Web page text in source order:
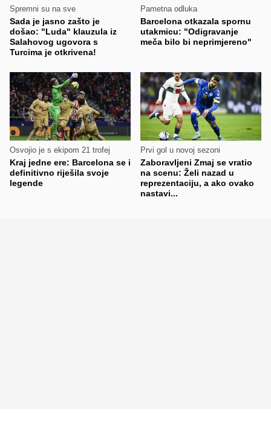
Spremni su na sve
Sada je jasno zašto je
došao: "Luda" klauzula iz
Salahovog ugovora s
Turcima je otkrivena!
Pametna odluka
Barcelona otkazala spornu
utakmicu: "Odigravanje
meča bilo bi neprimjereno"
Osvojio je s ekipom 21 trofej
Kraj jedne ere: Barcelona se i
definitivno riješila svoje
legende
Prvi gol u novoj sezoni
Zaboravljeni Zmaj se vratio
na scenu: Želi nazad u
reprezentaciju, a ako ovako
nastavi...